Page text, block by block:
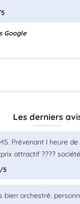
Google
Les derniers
Prévenant l heure
attractif ????
5
orchestré.